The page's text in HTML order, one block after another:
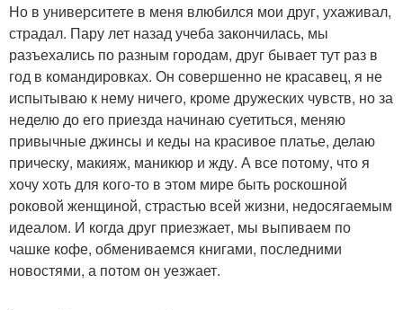
Но в университете в меня влюбился мои друг, ухаживал,
страдал. Пару лет назад учеба закончилась, мы
разъехались по разным городам, друг бывает тут раз в
год в командировках. Он совершенно не красавец, я не
испытываю к нему ничего, кроме дружеских чувств, но за
неделю до его приезда начинаю суетиться, меняю
привычные джинсы и кеды на красивое платье, делаю
прическу, макияж, маникюр и жду. А все потому, что я
хочу хоть для кого-то в этом мире быть роскошной
роковой женщиной, страстью всей жизни, недосягаемым
идеалом. И когда друг приезжает, мы выпиваем по
чашке кофе, обмениваемся книгами, последними
новостями, а потом он уезжает.